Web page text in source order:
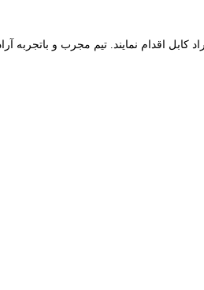
اقدام نمایند. تیم مجرب و